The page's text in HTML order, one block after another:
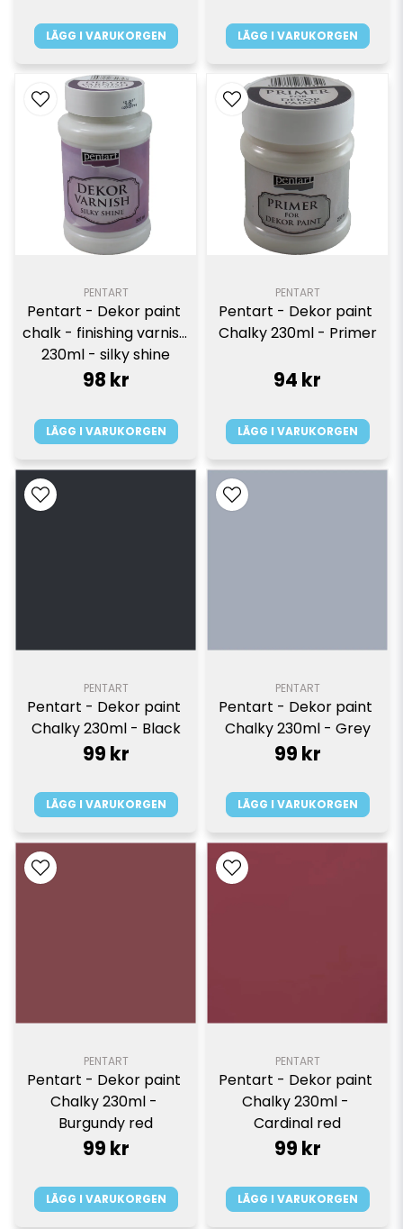
LÄGG I VARUKORGEN LÄGG I VARUKORGEN
PENTART
Pentart - Dekor paint
chalk - finishing varnish
230ml - silky shine
98 kr
LÄGG I VARUKORGEN
PENTART
Pentart - Dekor paint
Chalky 230ml - Primer
94 kr
LÄGG I VARUKORGEN
PENTART
Pentart - Dekor paint
Chalky 230ml - Black
99 kr
LÄGG I VARUKORGEN
PENTART
Pentart - Dekor paint
Chalky 230ml - Grey
99 kr
LÄGG I VARUKORGEN
PENTART
Pentart - Dekor paint
Chalky 230ml -
Burgundy red
99 kr
LÄGG I VARUKORGEN
PENTART
Pentart - Dekor paint
Chalky 230ml -
Cardinal red
99 kr
LÄGG I VARUKORGEN